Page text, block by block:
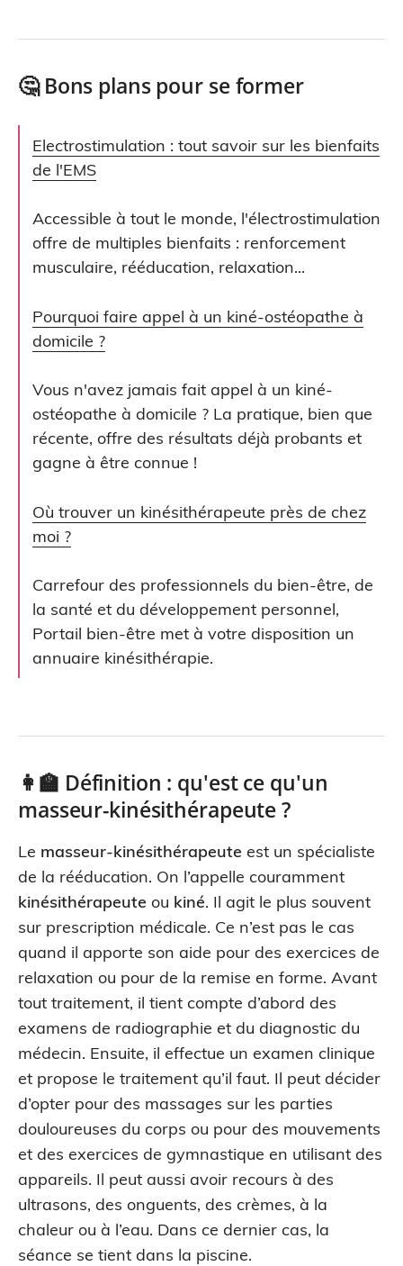
🤔 Bons plans pour se former
Electrostimulation : tout savoir sur les bienfaits
de l'EMS
Accessible à tout le monde, l'électrostimulation
offre de multiples bienfaits : renforcement
musculaire, rééducation, relaxation...
Pourquoi faire appel à un kiné-ostéopathe à
domicile ?
Vous n'avez jamais fait appel à un kiné-
ostéopathe à domicile ? La pratique, bien que
récente, offre des résultats déjà probants et
gagne à être connue !
Où trouver un kinésithérapeute près de chez
moi ?
Carrefour des professionnels du bien-être, de
la santé et du développement personnel,
Portail bien-être met à votre disposition un
annuaire kinésithérapie.
👩‍🏫 Définition : qu'est ce qu'un
masseur-kinésithérapeute ?
Le masseur-kinésithérapeute est un spécialiste
de la rééducation. On l’appelle couramment
kinésithérapeute ou kiné. Il agit le plus souvent
sur prescription médicale. Ce n’est pas le cas
quand il apporte son aide pour des exercices de
relaxation ou pour de la remise en forme. Avant
tout traitement, il tient compte d’abord des
examens de radiographie et du diagnostic du
médecin. Ensuite, il effectue un examen clinique
et propose le traitement qu’il faut. Il peut décider
d’opter pour des massages sur les parties
douloureuses du corps ou pour des mouvements
et des exercices de gymnastique en utilisant des
appareils. Il peut aussi avoir recours à des
ultrasons, des onguents, des crèmes, à la
chaleur ou à l’eau. Dans ce dernier cas, la
séance se tient dans la piscine.